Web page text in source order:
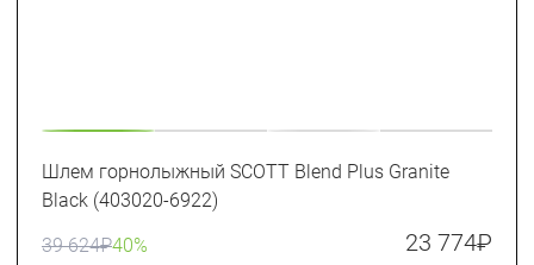
Шлем горнолыжный SCOTT Blend Plus Granite
Black (403020-6922)
39 624₽40% 23 774₽